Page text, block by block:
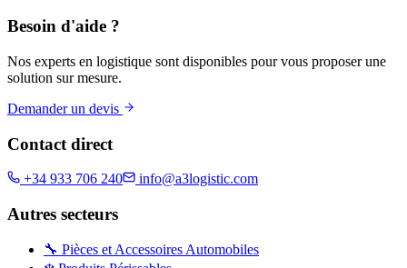
Besoin d'aide ?
Nos experts en logistique sont disponibles pour vous proposer une
solution sur mesure.
Demander un devis
Contact direct
+34 933 706 240 info@a3logistic.com
Autres secteurs
🔧 Pièces et Accessoires Automobiles